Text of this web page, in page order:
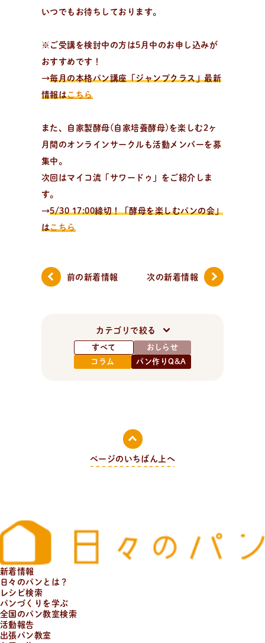
のパン
パンが作りたい！
室、イベント情報を探そう！
企業様とコラボ案件、飲食店様向けレシピ提供、就労支
いつでもお待ちしております。
※ご受講を検討中の方は5月中のお申し込みが
おすすめです！
→毎月の本格パン講座「ジャンプクラス」最新
情報はこちら
また、自家製酵母(自家培養酵母)を楽しむ2ヶ
月間のオンラインサークルも活動メンバーを募
集中。
次回はマイコ流「サワードゥ」をご紹介しま
す。
→5/30 17:00締切！「酵母を楽しむパンの会」
はこちら
前の新着情報 次の新着情報
カテゴリで絞る
すべて
おしらせ
コラム
パン作りQ&A
ページのいちばん上へ
新着情報
日々のパンとは？
レシピ検索
パンづくりを学ぶ
全国のパン教室検索
活動報告
出張パン教室